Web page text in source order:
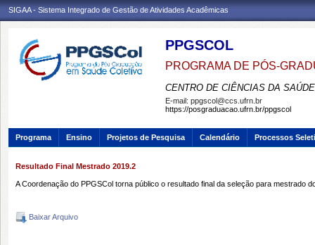
SIGAA - Sistema Integrado de Gestão de Atividades Acadêmicas
PPGSCOL
PROGRAMA DE PÓS-
CENTRO DE CIÊNCIAS DA SAÚDE
E-mail: ppgscol@ccs.ufrn.br
https://posgraduacao.ufrn.br/ppgscol
Programa Ensino Projetos de Pesquisa Calendário Processos
Resultado Final Mestrado 2019.2
A Coordenação do PPGSCol torna público o resultado final da seleção para mestrado
Baixar Arquivo